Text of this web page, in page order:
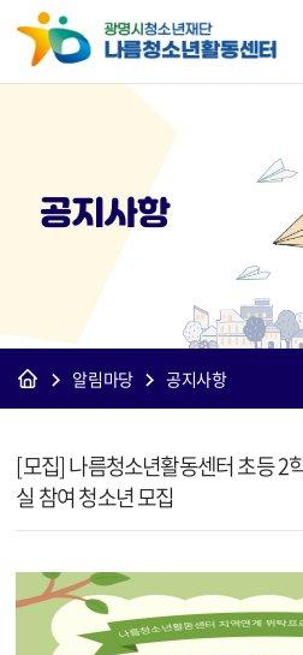
공지사항
알림마당 공지사항
[모집] 나름청소년활동센터 초등 2
실 참여 청소년 모집